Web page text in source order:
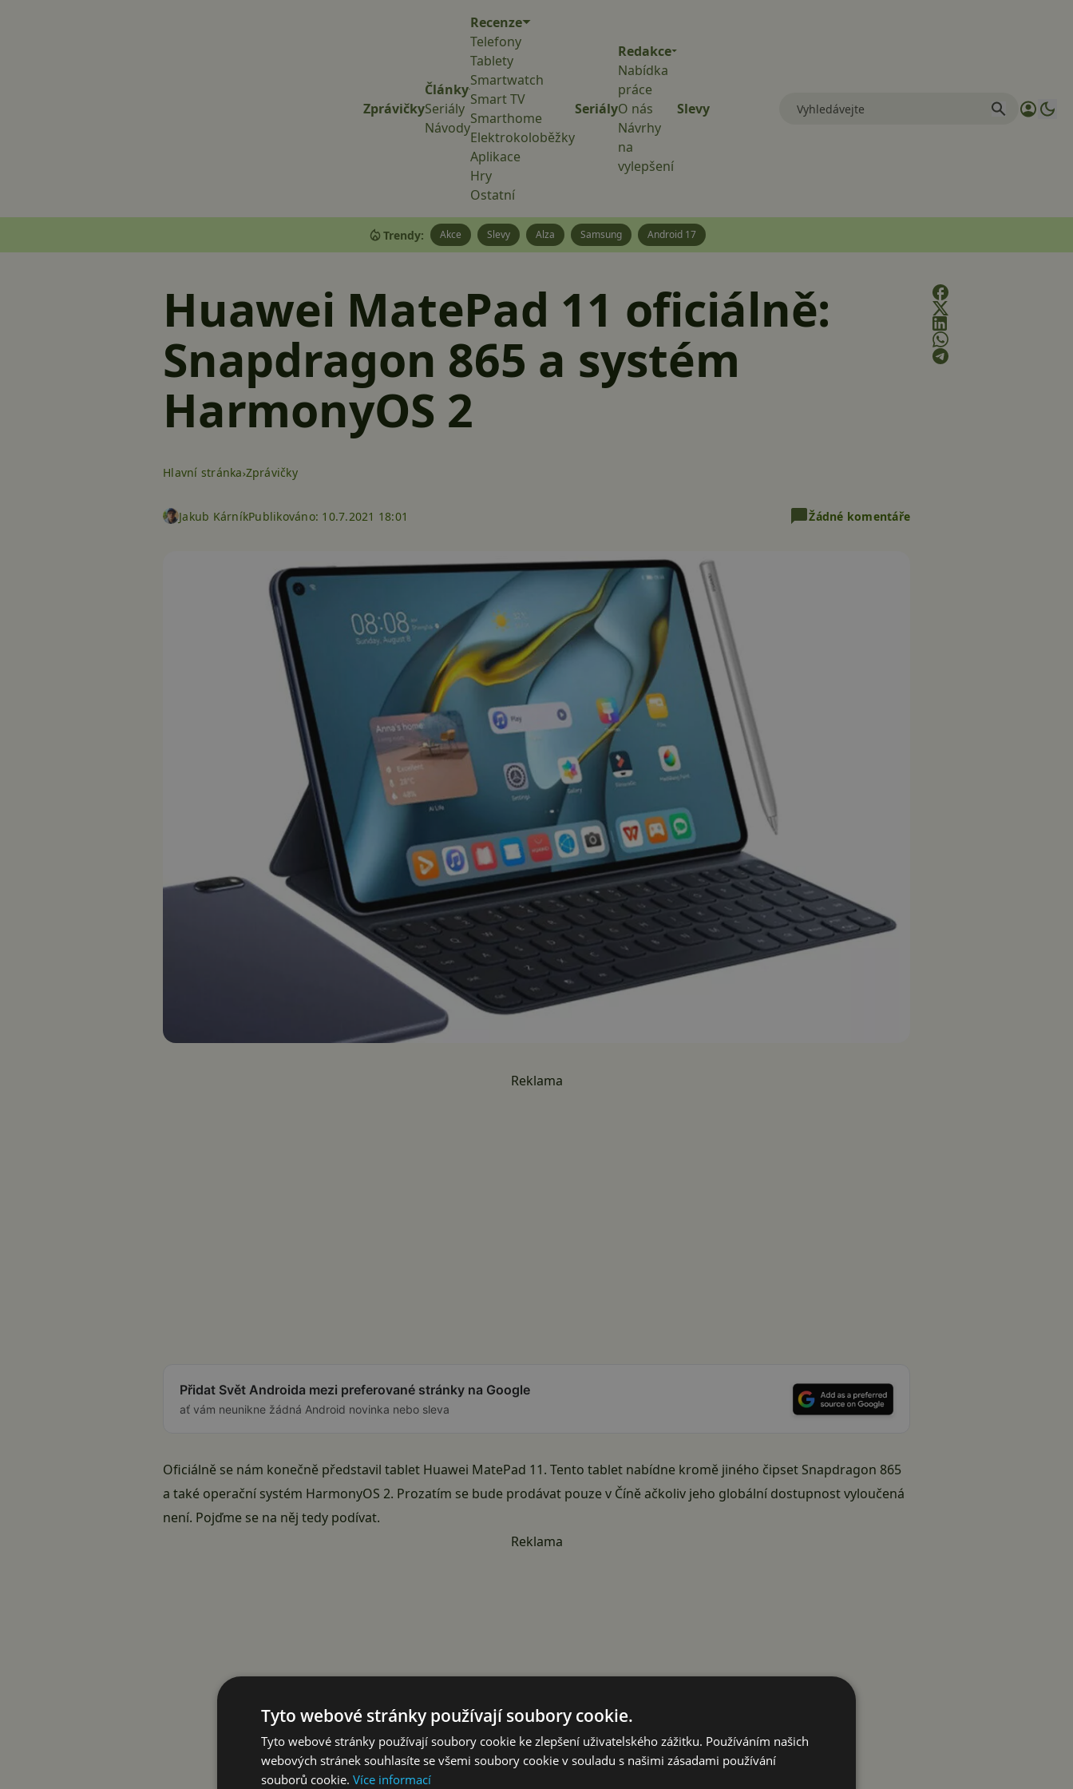
Zprávičky
Články
Seriály
Návody
Recenze
Telefony
Tablety
Smartwatch
Smart TV
Smarthome
Elektrokoloběžky
Aplikace
Hry
Ostatní
Seriály
Redakce
Nabídka
práce
O nás
Návrhy
na
vylepšení
Slevy
Trendy: Akce Slevy Alza Samsung Android 17
Huawei MatePad 11 oficiálně:
Snapdragon 865 a systém
HarmonyOS 2
Hlavní stránka Zprávičky
Jakub KárníkPublikováno: 10.7.2021 18:01 Žádné komentáře
Reklama
Přidat Svět Androida mezi preferované stránky na Google
ať vám neunikne žádná Android novinka nebo sleva
Oficiálně se nám konečně představil tablet Huawei MatePad 11. Tento tablet nabídne kromě jiného čipset Snapdragon 865
a také operační systém HarmonyOS 2. Prozatím se bude prodávat pouze v Číně ačkoliv jeho globální dostupnost vyloučená
není. Pojďme se na něj tedy podívat.
Reklama
Tyto webové stránky používají soubory cookie.
Tyto webové stránky používají soubory cookie ke zlepšení uživatelského zážitku. Používáním našich
webových stránek souhlasíte se všemi soubory cookie v souladu s našimi zásadami používání
souborů cookie. Více informací